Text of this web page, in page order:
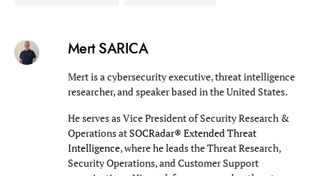
Mert SARICA
Mert is a cybersecurity executive, threat intelligence
researcher, and speaker based in the United States.
He serves as Vice President of Security Research &
Operations atSOCRadar® Extended Threat
Intelligence, where he leads the Threat Research,
Security Operations, and Customer Support